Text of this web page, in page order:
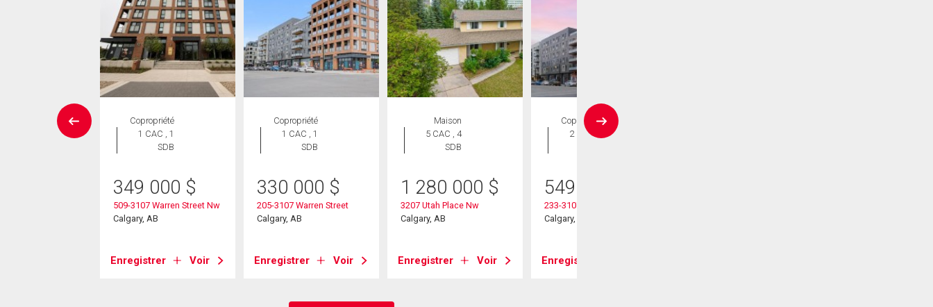
Copropriété
1 CAC , 1
SDB
349 000 $
509-3107 Warren Street Nw
Calgary, AB
Enregistrer Voir
Copropriété
1 CAC , 1
SDB
330 000 $
205-3107 Warren Street
Calgary, AB
Enregistrer Voir
Maison
5 CAC , 4
SDB
1 280 000 $
3207 Utah Place Nw
Calgary, AB
Enregistrer Voir
Copropriété
2 CAC , 2
549 900
233-3107 Warren Street Nw
Calgary, AB
Enregistrer